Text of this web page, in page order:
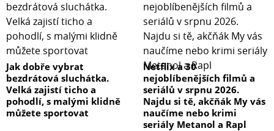
Jak dobře vybrat
bezdrátová sluchátka.
Velká zajistí ticho a
pohodlí, s malými klidně
můžete sportovat
Netflix a 30
nejoblíbenějších filmů a
seriálů v srpnu 2026.
Najdu si tě, akčňák My vás
naučíme nebo krimi
seriály Metanol a Rapl